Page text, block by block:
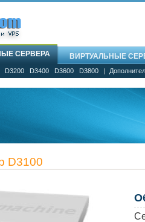
СЕРВЕРА ВИРТУАЛЬНЫЕ
D3200 D3400 D3600 D3800 |
D3100